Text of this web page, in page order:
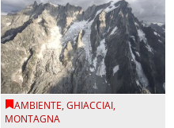
AMBIENTE,GHIACCIAI,
MONTAGNA